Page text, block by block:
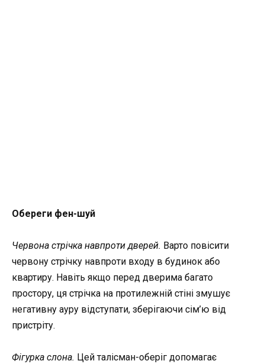
Обереги фен-шуй
Червона стрічка навпроти дверей. Варто повісити
червону стрічку навпроти входу в будинок або
квартиру. Навіть якщо перед дверима багато
простору, ця стрічка на протилежній стіні змушує
негативну ауру відступати, зберігаючи сім’ю від
пристріту.
Фігурка слона. Цей талісман-оберіг допомагає